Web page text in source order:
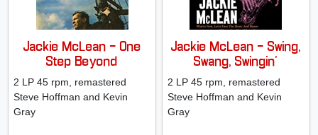
Jackie McLean - One
Step Beyond
2 LP 45 rpm, remastered
Steve Hoffman and Kevin
Gray
Jackie McLean - Swing,
Swang, Swingin'
2 LP 45 rpm, remastered
Steve Hoffman and Kevin
Gray